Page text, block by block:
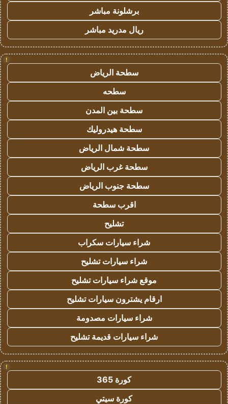
برشلونة مباشر
ريال مدريد مباشر
!
سطحة الرياض
سطحه
سطحة بين المدن
سطحة هيدروليك
سطحة شمال الرياض
سطحة غرب الرياض
سطحة جنوب الرياض
اقرب سطحة
تشليح
شراء سيارات سكراب
شراء سيارات تشليح
موقع شراء سيارات تشليح
ارقام يشترون سيارات تشليح
شراء سيارات مصدومة
شراء سيارات قديمة تشليح
!
كورة 365
كورة سيتي